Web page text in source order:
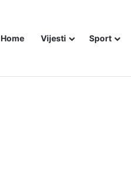
Home Vijesti Sport